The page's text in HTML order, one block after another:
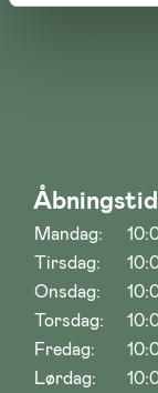
Mandag:
Tirsdag:
Onsdag:
Torsdag:
Fredag:
Lørdag: